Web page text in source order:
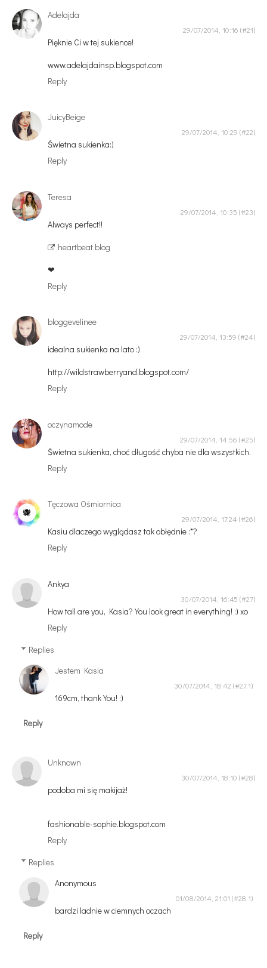
Adelajda
29/07/2014, 10:16
Pięknie Ci w tej sukience!
www.adelajdainsp.blogspot.com
Reply
JuicyBeige
29/07/2014, 10:29
Świetna sukienka:)
Reply
Teresa
29/07/2014, 10:35
Always perfect!!
heartbeat blog
❤
Reply
bloggevelinee
29/07/2014, 13:59
idealna sukienka na lato :)
http://wildstrawberryand.blogspot.com/
Reply
oczynamode
29/07/2014, 14:56
Świetna sukienka, choć długość chyba nie dla wszystkich.
Reply
Tęczowa Ośmiornica
29/07/2014, 17:24
Kasiu dlaczego wyglądasz tak obłędnie :*?
Reply
Ankya
30/07/2014, 16:45
How tall are you, Kasia? You look great in everything! :) xo
Reply
Replies
Jestem Kasia
30/07/2014, 18:42
169cm, thank You! :)
Reply
Unknown
30/07/2014, 18:10
podoba mi się makijaż!
fashionable-sophie.blogspot.com
Reply
Replies
Anonymous
01/08/2014, 21:01
bardzi ladnie w ciemnych oczach
Reply